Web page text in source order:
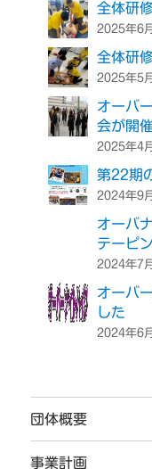
全体研
2025年6
全体研
2025年5
オーバ
会が開
2025年4
第22期
2024年9
オーバ
テーピ
2024年7
オーバ
した
2024年6
団体概要
事業計画